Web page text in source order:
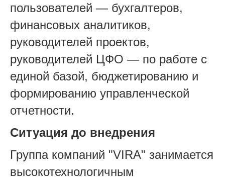
пользователей — бухгалтеров,
финансовых аналитиков,
руководителей проектов,
руководителей ЦФО — по работе с
единой базой, бюджетированию и
формированию управленческой
отчетности.
Ситуация до внедрения
Группа компаний "VIRA" занимается
высокотехнологичным